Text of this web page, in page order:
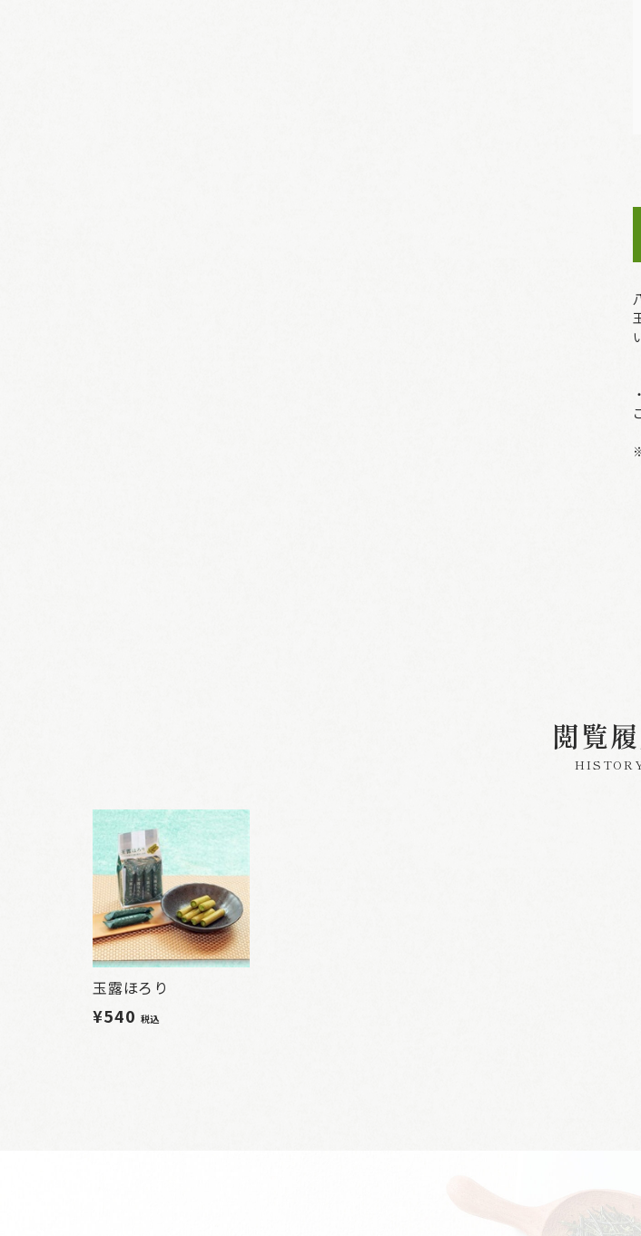
閲覧
玉露ほろり
¥540 税込